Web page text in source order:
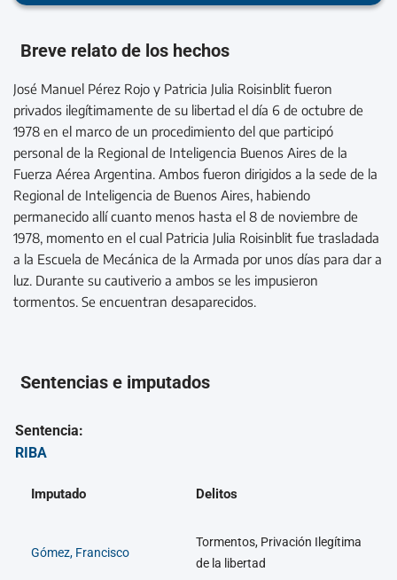
Breve relato de los hechos
José Manuel Pérez Rojo y Patricia Julia Roisinblit fueron
privados ilegítimamente de su libertad el día 6 de octubre de
1978 en el marco de un procedimiento del que participó
personal de la Regional de Inteligencia Buenos Aires de la
Fuerza Aérea Argentina. Ambos fueron dirigidos a la sede de la
Regional de Inteligencia de Buenos Aires, habiendo
permanecido allí cuanto menos hasta el 8 de noviembre de
1978, momento en el cual Patricia Julia Roisinblit fue trasladada
a la Escuela de Mecánica de la Armada por unos días para dar a
luz. Durante su cautiverio a ambos se les impusieron
tormentos. Se encuentran desaparecidos.
Sentencias e imputados
Sentencia:
RIBA
Imputado Delitos
Gómez, Francisco
Tormentos, Privación Ilegítima
de la libertad